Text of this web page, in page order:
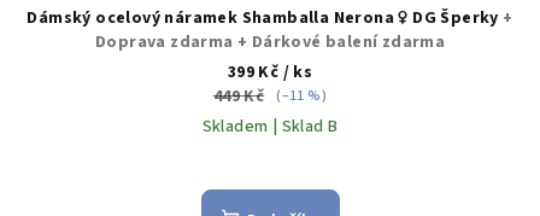
Dámský ocelový náramek Shamballa Nerona ♀️ DG Šperky +
Doprava zdarma + Dárkové balení zdarma
399 Kč / ks
449 Kč (–11 %)
Skladem | Sklad B